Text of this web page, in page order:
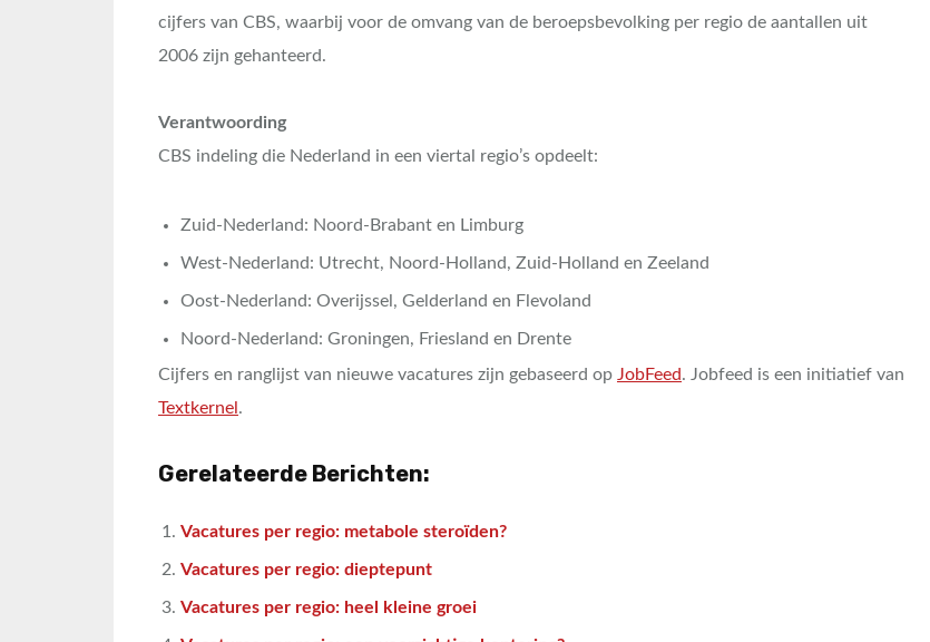
cijfers van CBS, waarbij voor de omvang van de beroepsbevolking per regio de aantallen uit
2006 zijn gehanteerd.
Verantwoording
CBS indeling die Nederland in een viertal regio’s opdeelt:
Zuid-Nederland: Noord-Brabant en Limburg
West-Nederland: Utrecht, Noord-Holland, Zuid-Holland en Zeeland
Oost-Nederland: Overijssel, Gelderland en Flevoland
Noord-Nederland: Groningen, Friesland en Drente
Cijfers en ranglijst van nieuwe vacatures zijn gebaseerd op JobFeed. Jobfeed is een initiatief van
Textkernel .
Gerelateerde Berichten:
Vacatures per regio: metabole steroïden?
Vacatures per regio: dieptepunt
Vacatures per regio: heel kleine groei